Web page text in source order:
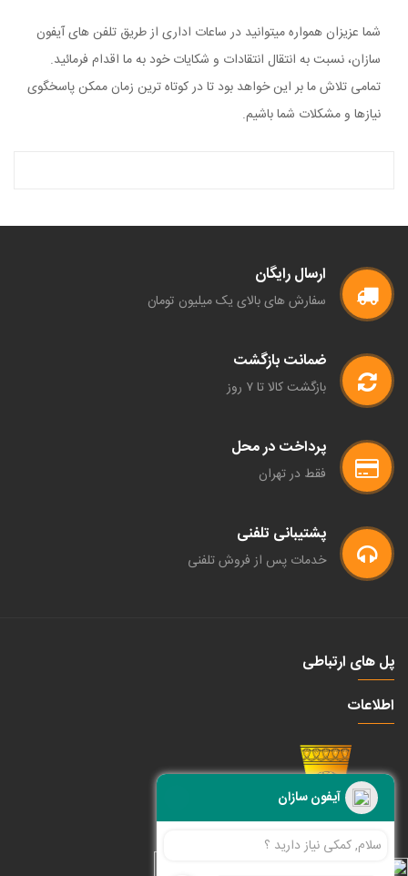
شما عزیزان همواره میتوانید در ساعات اداری از طریق تلفن های آیفون
سازان، نسبت به انتقال انتقادات و شکایات خود به ما اقدام فرمائید.
تمامی تلاش ما بر این خواهد بود تا در کوتاه ترین زمان ممکن پاسخگوی
نیازها و مشکلات شما باشیم.
ارسال رایگان
سفارش های بالای یک میلیون تومان
ضمانت بازگشت
بازگشت کالا تا ۷ روز
پرداخت در محل
فقط در تهران
پشتیبانی تلفنی
خدمات پس از فروش تلفنی
پل های ارتباطی
اطلاعات
آیفون سازان
سلام, کمکی نیاز دارید ؟